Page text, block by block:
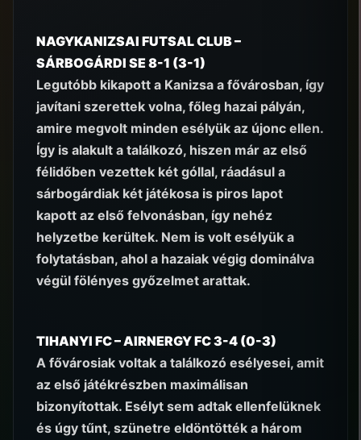
NAGYKANIZSAI FUTSAL CLUB –
SÁRBOGÁRDI SE 8-1 (3-1)
Legutóbb kikapott a Kanizsa a fővárosban, így
javítani szerettek volna, főleg hazai pályán,
amire megvolt minden esélyük az újonc ellen.
Így is alakult a találkozó, hiszen már az első
félidőben vezettek két góllal, ráadásul a
sárbogárdiak két játékosa is piros lapot
kapott az első felvonásban, így nehéz
helyzetbe kerültek. Nem is volt esélyük a
folytatásban, ahol a hazaiak végig dominálva
végül fölényes győzelmet arattak.
TIHANYI FC – AIRNERGY FC 3-4 (0-3)
A fővárosiak voltak a találkozó esélyesei, amit
az első játékrészben maximálisan
bizonyítottak. Esélyt sem adtak ellenfelüknek
és úgy tűnt, szünetre eldöntötték a három